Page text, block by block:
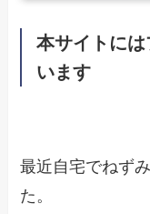
本サイトに
います
最近自宅でねず
た。